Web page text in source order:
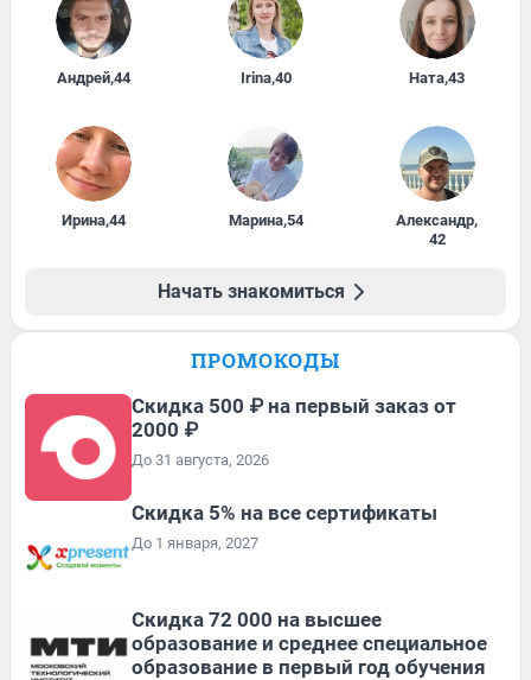
Андрей,44 Irina,40 Ната,43
Ирина,44 Марина,54 Александр,
42
Начать знакомиться
ПРОМОКОДЫ
Скидка 500 ₽ на первый заказ от
2000 ₽
До 31 августа, 2026
Скидка 5% на все сертификаты
До 1 января, 2027
Скидка 72 000 на высшее
образование и среднее специальное
образование в первый год обучения